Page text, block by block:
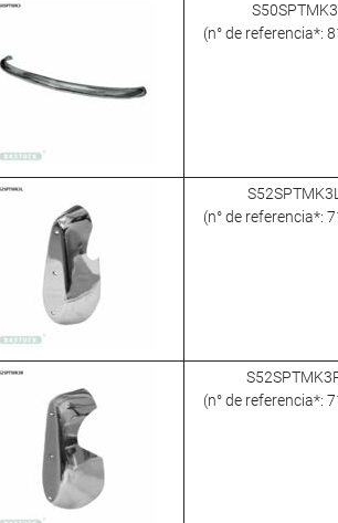
S50SPTMK3
(n° de referencia*:
S52SPTMK3L
(n° de referencia*:
(n° de referencia*: